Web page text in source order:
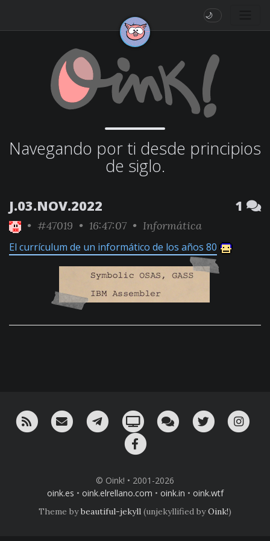
🌙
Navegando por ti desde principios
de siglo.
J.03.NOV.2022 1
• #47019 • 16:47:07 • Informática
El currículum de un informático de los años 80
RSS ¡Mándame un email!¡Nuestro canal en Telegram!
Oink! TV Charla con nosotros
Twitter
© Oink! • 2001-2026
oink.es • oink.elrellano.com • oink.in • oink.wtf
Theme bybeautiful-jekyll (unjekyllified byOink!)